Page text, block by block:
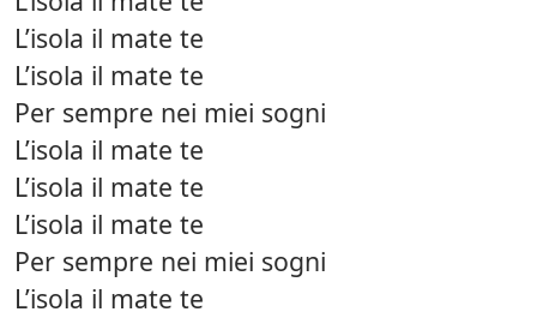
L’isola il mate te
L’isola il mate te
Per sempre nei miei sogni
L’isola il mate te
L’isola il mate te
L’isola il mate te
Per sempre nei miei sogni
L’isola il mate te